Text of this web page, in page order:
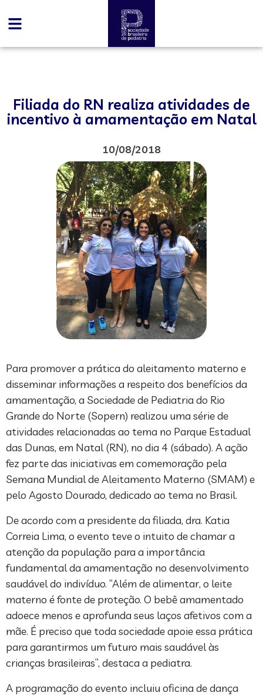
Filiada do RN realiza atividades de
incentivo à amamentação em Natal
10/08/2018
Para promover a prática do aleitamento materno e
disseminar informações a respeito dos benefícios da
amamentação, a Sociedade de Pediatria do Rio
Grande do Norte (Sopern) realizou uma série de
atividades relacionadas ao tema no Parque Estadual
das Dunas, em Natal (RN), no dia 4 (sábado). A ação
fez parte das iniciativas em comemoração pela
Semana Mundial de Aleitamento Materno (SMAM) e
pelo Agosto Dourado, dedicado ao tema no Brasil.
De acordo com a presidente da filiada, dra. Katia
Correia Lima, o evento teve o intuito de chamar a
atenção da população para a importância
fundamental da amamentação no desenvolvimento
saudável do indivíduo. “Além de alimentar, o leite
materno é fonte de proteção. O bebê amamentado
adoece menos e aprofunda seus laços afetivos com a
mãe. É preciso que toda sociedade apoie essa prática
para garantirmos um futuro mais saudável às
crianças brasileiras’’, destaca a pediatra.
A programação do evento incluiu oficina de dança